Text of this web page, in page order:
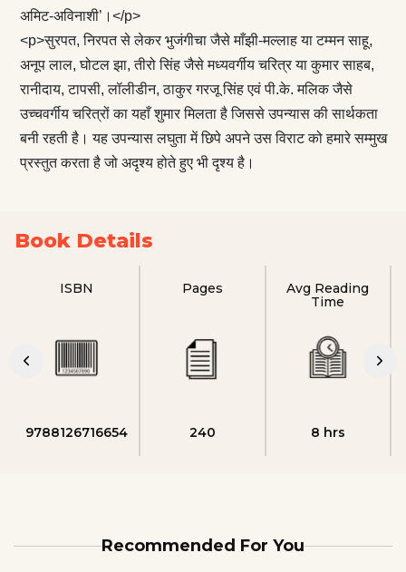
अमिट-अविनाशी’।</p>
<p>सुरपत, निरपत से लेकर भुजंगीचा जैसे माँझी-मल्लाह या टम्मन साहू,
अनूप लाल, घोटल झा, तीरो सिंह जैसे मध्यवर्गीय चरित्र या कुमार साहब,
रानीदाय, टापसी, लॉलीडीन, ठाकुर गरजू सिंह एवं पी.के. मलिक जैसे
उच्चवर्गीय चरित्रों का यहाँ शुमार मिलता है जिससे उपन्यास की सार्थकता
बनी रहती है। यह उपन्यास लघुता में छिपे अपने उस विराट को हमारे सम्मुख
प्रस्तुत करता है जो अदृश्य होते हुए भी दृश्य है।
Book Details
ISBN
9788126716654
Pages
240
Avg Reading
Time
8 hrs
Recommended For You